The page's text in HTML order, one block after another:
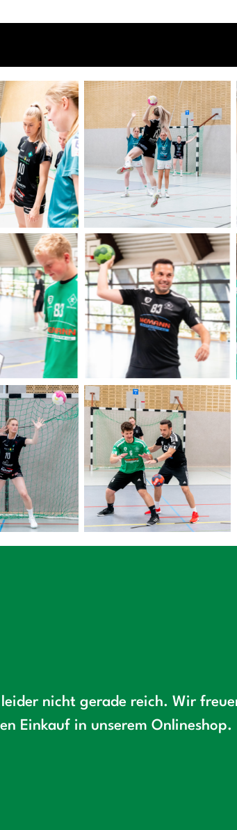
nicht gerade reich. Wir
Einkauf in unserem Onlineshop.